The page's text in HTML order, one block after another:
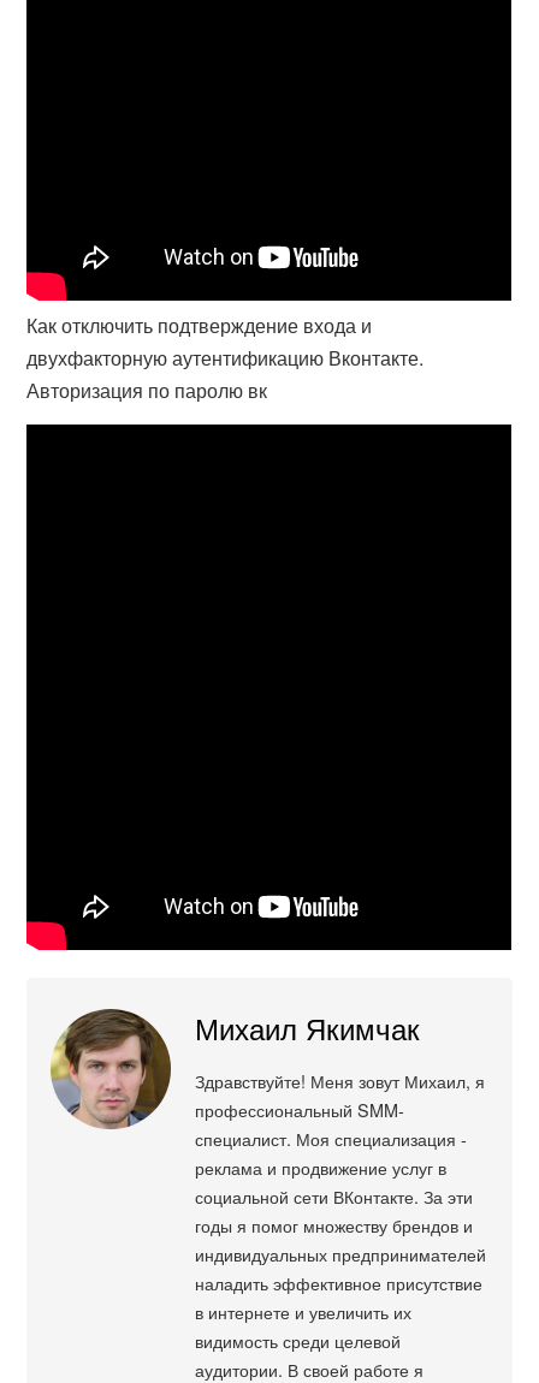
Как отключить подтверждение входа и
двухфакторную аутентификацию Вконтакте.
Авторизация по паролю вк
Михаил Якимчак
Здравствуйте! Меня зовут Михаил, я
профессиональный SMM-
специалист. Моя специализация -
реклама и продвижение услуг в
социальной сети ВКонтакте. За эти
годы я помог множеству брендов и
индивидуальных предпринимателей
наладить эффективное присутствие
в интернете и увеличить их
видимость среди целевой
аудитории. В своей работе я